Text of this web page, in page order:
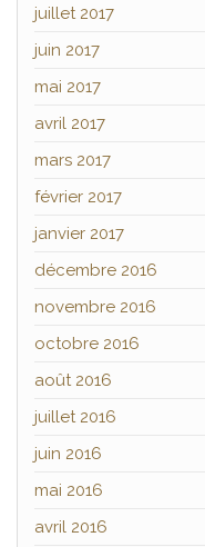
juillet 2017
juin 2017
mai 2017
avril 2017
mars 2017
février 2017
janvier 2017
décembre 2016
novembre 2016
octobre 2016
août 2016
juillet 2016
juin 2016
mai 2016
avril 2016